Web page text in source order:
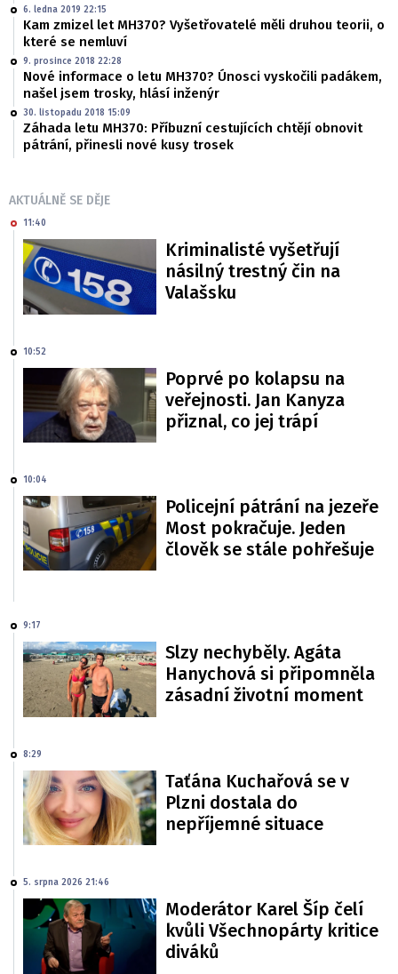
6. ledna 2019 22:15
Kam zmizel let MH370? Vyšetřovatelé měli druhou teorii, o
které se nemluví
9. prosince 2018 22:28
Nové informace o letu MH370? Únosci vyskočili padákem,
našel jsem trosky, hlásí inženýr
30. listopadu 2018 15:09
Záhada letu MH370: Příbuzní cestujících chtějí obnovit
pátrání, přinesli nové kusy trosek
AKTUÁLNĚ SE DĚJE
11:40
Kriminalisté vyšetřují
násilný trestný čin na
Valašsku
10:52
Poprvé po kolapsu na
veřejnosti. Jan Kanyza
přiznal, co jej trápí
10:04
Policejní pátrání na jezeře
Most pokračuje. Jeden
člověk se stále pohřešuje
9:17
Slzy nechyběly. Agáta
Hanychová si připomněla
zásadní životní moment
8:29
Taťána Kuchařová se v
Plzni dostala do
nepříjemné situace
5. srpna 2026 21:46
Moderátor Karel Šíp čelí
kvůli Všechnopárty kritice
diváků